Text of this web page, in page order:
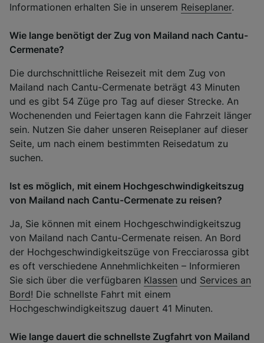
Informationen erhalten Sie in unserem Reiseplaner.
Wie lange benötigt der Zug von Mailand nach Cantu-
Cermenate?
Die durchschnittliche Reisezeit mit dem Zug von
Mailand nach Cantu-Cermenate beträgt 43 Minuten
und es gibt 54 Züge pro Tag auf dieser Strecke. An
Wochenenden und Feiertagen kann die Fahrzeit länger
sein. Nutzen Sie daher unseren Reiseplaner auf dieser
Seite, um nach einem bestimmten Reisedatum zu
suchen.
Ist es möglich, mit einem Hochgeschwindigkeitszug
von Mailand nach Cantu-Cermenate zu reisen?
Ja, Sie können mit einem Hochgeschwindigkeitszug
von Mailand nach Cantu-Cermenate reisen. An Bord
der Hochgeschwindigkeitszüge von Frecciarossa gibt
es oft verschiedene Annehmlichkeiten – Informieren
Sie sich über die verfügbaren Klassen und Services an
Bord! Die schnellste Fahrt mit einem
Hochgeschwindigkeitszug dauert 41 Minuten.
Wie lange dauert die schnellste Zugfahrt von Mailand